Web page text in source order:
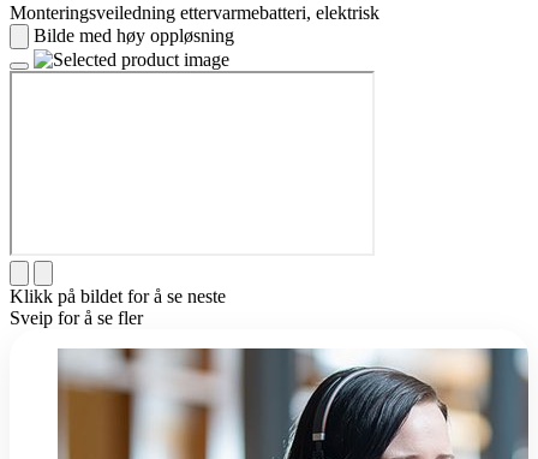
Monteringsveiledning ettervarmebatteri, elektrisk
Bilde med høy oppløsning
Klikk på bildet for å se neste
Sveip for å se fler